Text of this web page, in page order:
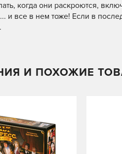
когда они раскроются,
и все в нем тоже! Если в
И ПОХОЖИЕ